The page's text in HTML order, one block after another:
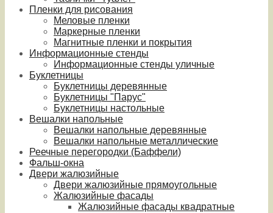
Пленки для рисования
Меловые пленки
Маркерные пленки
Магнитные пленки и покрытия
Информационные стенды
Информационные стенды уличные
Буклетницы
Буклетницы деревянные
Буклетницы "Парус"
Буклетницы настольные
Вешалки напольные
Вешалки напольные деревянные
Вешалки напольные металлические
Реечные перегородки (Баффели)
Фальш-окна
Двери жалюзийные
Двери жалюзийные прямоугольные
Жалюзийные фасады
Жалюзийные фасады квадратные